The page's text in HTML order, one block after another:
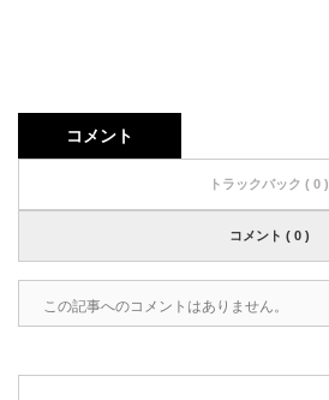
コメント
トラックバック ( 0 )
コメント ( 0 )
この記事へのコメントはありません。